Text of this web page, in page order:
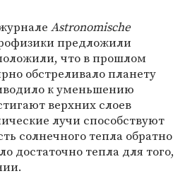
Astronomische
предложили
что в прошлом
обстреливало планету
к уменьшению
верхних слоев
лучи способствуют
солнечного тепла обратно
достаточно тепла для того,